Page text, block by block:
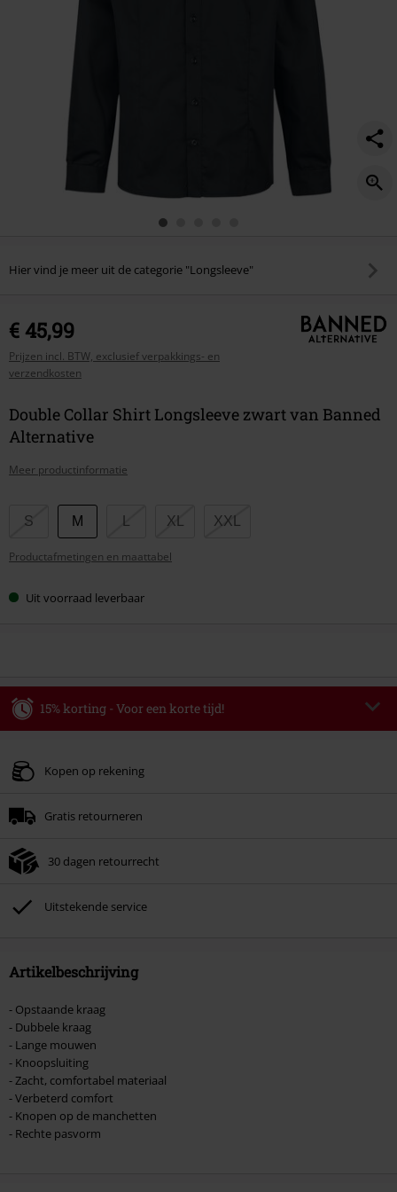
Hier vind je meer uit de categorie "Longsleeve"
€ 45,99
Prijzen incl. BTW, exclusief verpakkings- en
verzendkosten
Double Collar Shirt Longsleeve zwart van Banned
Alternative
Meer productinformatie
Kies
maat
S M XL XXL
Productafmetingen en maattabel
Uit voorraad leverbaar
15% korting - Voor een korte tijd!
Geldig t/m 09-08-2026
Zodra je de code hebt ingevoerd, wordt de korting automatisch verrekend in
Kan niet gecombineerd worden met andere kortingscodes. Boeken, media,
Toten Hosen, Metality, cadeaubonnen en artikelen met een inbegrepen
donatie zijn uitgesloten van de korting.
Kopen op rekening
Gratis retourneren
30 dagen retourrecht
Uitstekende service
Artikelbeschrijving
- Opstaande kraag
- Dubbele kraag
- Lange mouwen
- Knoopsluiting
- Zacht, comfortabel materiaal
- Verbeterd comfort
- Knopen op de manchetten
- Rechte pasvorm